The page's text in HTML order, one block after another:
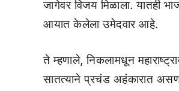
जागेवर विजय मिळाला. यातही
आयात केलेला उमेदवार आहे.
ते म्हणाले, निकलामधून
सातत्याने प्रचंड अहंकारात